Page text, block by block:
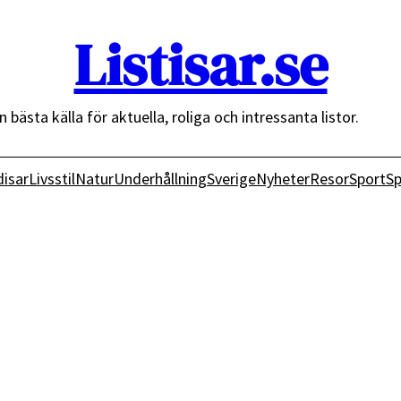
Listisar.se
bästa källa för aktuella, roliga och intressanta listor.
LivsstilNaturUnderhållningSverigeNyheterResorSport